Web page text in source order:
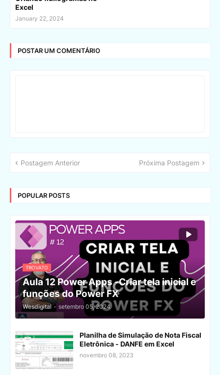
Excel
January 22, 2024
POSTAR UM COMENTÁRIO
Postagem Anterior Próxima Postagem
POPULAR POSTS
TROVATO
Aula 12 Power Apps -Criar tela inicial e
funções do Power FX
Wesdigital - setembro 05, 2024
Planilha de Simulação de Nota Fiscal
Eletrônica - DANFE em Excel
novembro 08, 2023